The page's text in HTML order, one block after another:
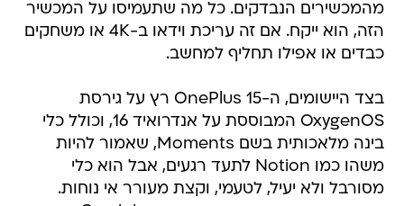
מהמכשירים הנבדקים. כל מה שתעמיסו על המכשיר
הזה, הוא ייקח. אם זה עריכת וידאו ב-4K או משחקים
כבדים או אפילו תחליף למחשב.
בצד היישומים, ה-OnePlus 15 רץ על גירסת
OxygenOS המבוססת על אנדרואיד 16, וכולל כלי
בינה מלאכותית בשם Moments, שאמור להיות
משהו כמו Notion לתעד רגעים, אבל הוא כלי
מסורבל ולא יעיל, לטעמי, וקצת מעורר אי נוחות.